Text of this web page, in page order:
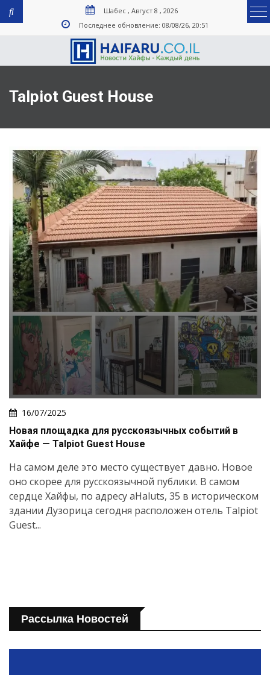
Шабес , Август 8 , 2026
Последнее обновление: 08/08/26, 20:51
Talpiot Guest House
16/07/2025
Новая площадка для русскоязычных событий в
Хайфе — Talpiot Guest House
На самом деле это место существует давно. Новое
оно скорее для русскоязычной публики. В самом
сердце Хайфы, по адресу aHaluts, 35 в историческом
здании Дузорица сегодня расположен отель Talpiot
Guest...
Рассылка Новостей